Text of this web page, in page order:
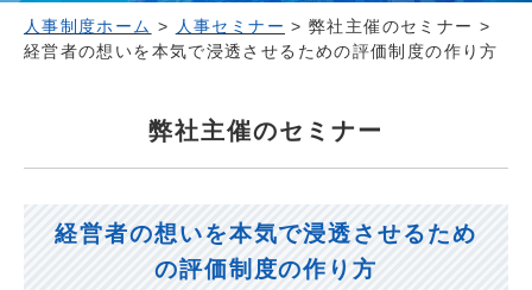
人事制度ホーム > 人事セミナー >弊社主催のセミナー >
経営者の想いを本気で浸透させるための評価制度の作り方
弊社主催のセミナー
経営者の想いを本気で浸透させるため
の評価制度の作り方